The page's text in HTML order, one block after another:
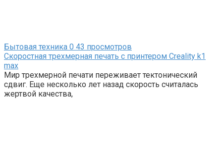
Бытовая техника 0 43 просмотров
Скоростная трехмерная печать с принтером Creality k1
max
Мир трехмерной печати переживает тектонический
сдвиг. Еще несколько лет назад скорость считалась
жертвой качества,